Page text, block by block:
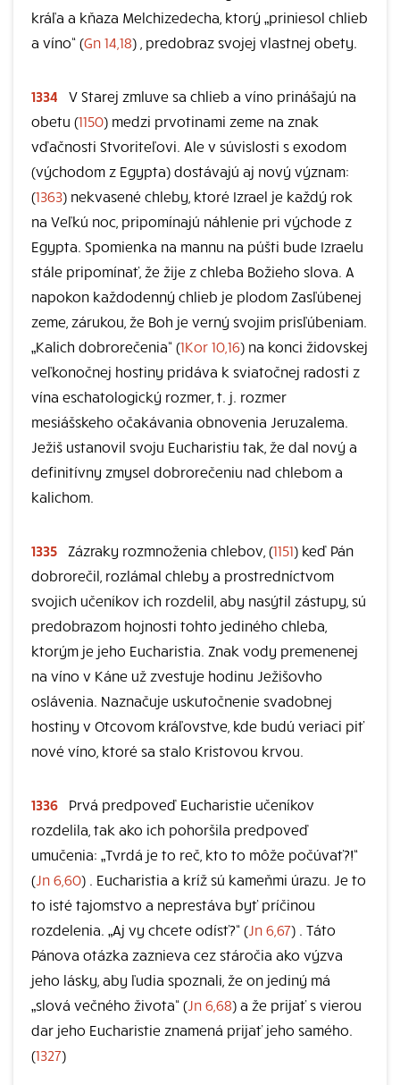
kráľa a kňaza Melchizedecha, ktorý „priniesol chlieb
a víno“ (Gn 14,18) , predobraz svojej vlastnej obety.
1334
V Starej zmluve sa chlieb a víno prinášajú na
obetu (1150) medzi prvotinami zeme na znak
vďačnosti Stvoriteľovi. Ale v súvislosti s exodom
(východom z Egypta) dostávajú aj nový význam:
(1363) nekvasené chleby, ktoré Izrael je každý rok
na Veľkú noc, pripomínajú náhlenie pri východe z
Egypta. Spomienka na mannu na púšti bude Izraelu
stále pripomínať, že žije z chleba Božieho slova. A
napokon každodenný chlieb je plodom Zasľúbenej
zeme, zárukou, že Boh je verný svojim prisľúbeniam.
„Kalich dobrorečenia“ (1Kor 10,16) na konci židovskej
veľkonočnej hostiny pridáva k sviatočnej radosti z
vína eschatologický rozmer, t. j. rozmer
mesiášskeho očakávania obnovenia Jeruzalema.
Ježiš ustanovil svoju Eucharistiu tak, že dal nový a
definitívny zmysel dobrorečeniu nad chlebom a
kalichom.
1335 Zázraky rozmnoženia chlebov, (1151) keď Pán
dobrorečil, rozlámal chleby a prostredníctvom
svojich učeníkov ich rozdelil, aby nasýtil zástupy, sú
predobrazom hojnosti tohto jediného chleba,
ktorým je jeho Eucharistia. Znak vody premenenej
na víno v Káne už zvestuje hodinu Ježišovho
oslávenia. Naznačuje uskutočnenie svadobnej
hostiny v Otcovom kráľovstve, kde budú veriaci piť
nové víno, ktoré sa stalo Kristovou krvou.
1336
Prvá predpoveď Eucharistie učeníkov
rozdelila, tak ako ich pohoršila predpoveď
umučenia: „Tvrdá je to reč, kto to môže počúvať?!“
(Jn 6,60) . Eucharistia a kríž sú kameňmi úrazu. Je to
to isté tajomstvo a neprestáva byť príčinou
rozdelenia. „Aj vy chcete odísť?“ (Jn 6,67) . Táto
Pánova otázka zaznieva cez stáročia ako výzva
jeho lásky, aby ľudia spoznali, že on jediný má
„slová večného života“ (Jn 6,68) a že prijať s vierou
dar jeho Eucharistie znamená prijať jeho samého.
(1327)